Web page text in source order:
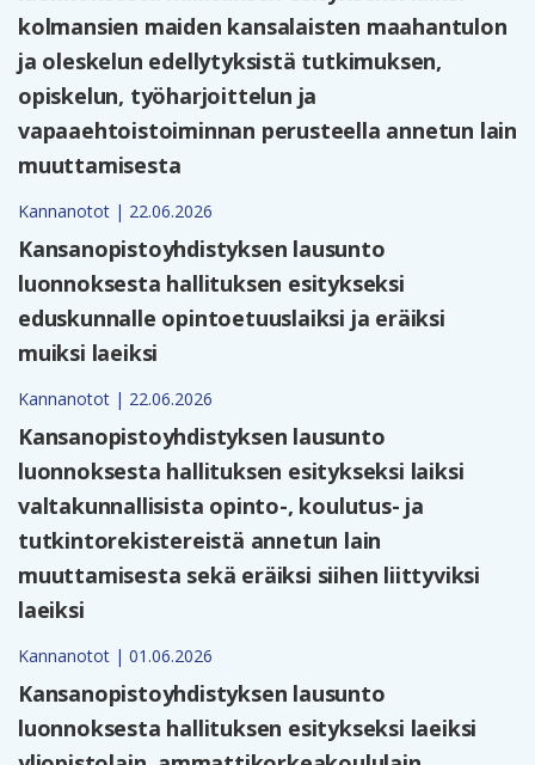
kolmansien maiden kansalaisten maahantulon
ja oleskelun edellytyksistä tutkimuksen,
opiskelun, työharjoittelun ja
vapaaehtoistoiminnan perusteella annetun lain
muuttamisesta
Kannanotot | 22.06.2026
Kansanopistoyhdistyksen lausunto
luonnoksesta hallituksen esitykseksi
eduskunnalle opintoetuuslaiksi ja eräiksi
muiksi laeiksi
Kannanotot | 22.06.2026
Kansanopistoyhdistyksen lausunto
luonnoksesta hallituksen esitykseksi laiksi
valtakunnallisista opinto-, koulutus- ja
tutkintorekistereistä annetun lain
muuttamisesta sekä eräiksi siihen liittyviksi
laeiksi
Kannanotot | 01.06.2026
Kansanopistoyhdistyksen lausunto
luonnoksesta hallituksen esitykseksi laeiksi